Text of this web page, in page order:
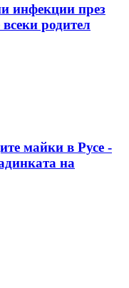
инфекции през
родител
майки в Русе -
на